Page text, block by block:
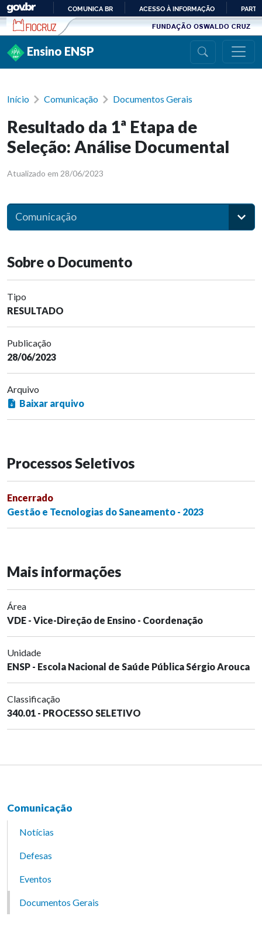
Ir para conteúdo
PARA
COMUNICA BR ACESSO À INFORMAÇÃO
Ensino ENSP
Início Comunicação Documentos Gerais
Resultado da 1ª Etapa de
Seleção: Análise Documental
Atualizado em 28/06/2023
Comunicação
Sobre o Documento
Tipo
RESULTADO
Publicação
28/06/2023
Arquivo
Baixar arquivo
Processos Seletivos
Encerrado
Gestão e Tecnologias do Saneamento - 2023
Mais informações
Área
VDE - Vice-Direção de Ensino - Coordenação
Unidade
ENSP - Escola Nacional de Saúde Pública Sérgio Arouca
Classificação
340.01 - PROCESSO SELETIVO
Comunicação
Notícias
Defesas
Eventos
Documentos Gerais